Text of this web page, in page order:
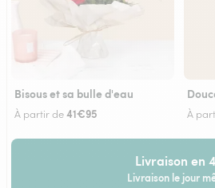
Bisous et sa bulle d'eau
À partir de41€95 À
Livraison en
Livraison le jour